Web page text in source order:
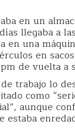
en un
llegaba a
en una
en
de vuelta a
trabajo lo
como
aunque
estaba